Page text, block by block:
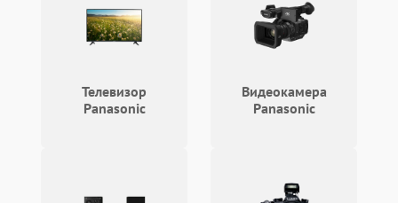
Телевизор
Panasonic
Видеокамера
Panasonic